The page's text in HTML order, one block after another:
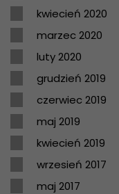
kwiecień 2020
marzec 2020
luty 2020
grudzień 2019
czerwiec 2019
maj 2019
kwiecień 2019
wrzesień 2017
maj 2017